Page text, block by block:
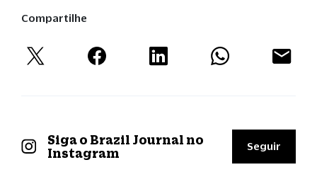
Compartilhe
Siga o Brazil Journal no
Instagram
Seguir